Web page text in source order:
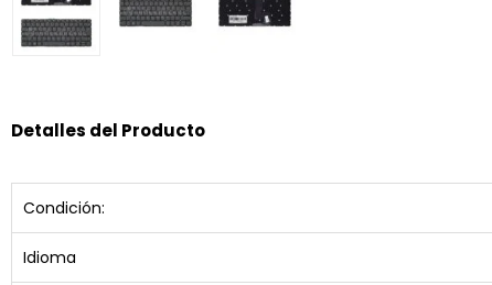
Detalles del Producto
Condición:
Idioma